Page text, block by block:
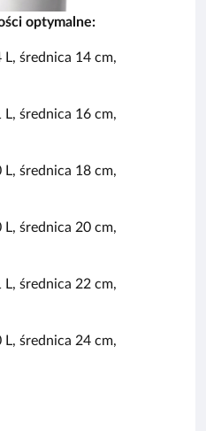
optymalne:
L, średnica 14 cm,
L, średnica 16 cm,
L, średnica 18 cm,
L, średnica 20 cm,
L, średnica 22 cm,
L, średnica 24 cm,